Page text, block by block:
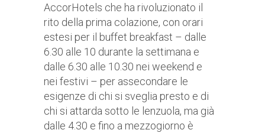
AccorHotels che ha rivoluzionato il
rito della prima colazione, con orari
estesi per il buffet breakfast – dalle
6.30 alle 10 durante la settimana e
dalle 6.30 alle 10.30 nei weekend e
nei festivi – per assecondare le
esigenze di chi si sveglia presto e di
chi si attarda sotto le lenzuola, ma già
dalle 4.30 e fino a mezzogiorno è